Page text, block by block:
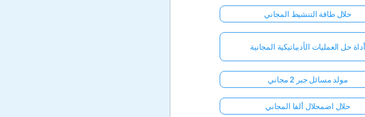
حلال طاقة التنشيط المجاني
أداة حل العمليات الأديباتيكية المجانية
مولد مسائل جبر 2 مجاني
حلال اضمحلال ألفا المجاني